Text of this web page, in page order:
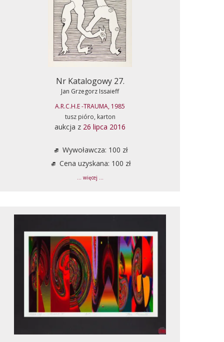
Nr Katalogowy 27.
Jan Grzegorz Issaieff
A.R.C.H.E -TRAUMA, 1985
tusz pióro, karton
aukcja z 26 lipca 2016
Wywoławcza: 100 zł
Cena uzyskana: 100 zł
... więcej ...